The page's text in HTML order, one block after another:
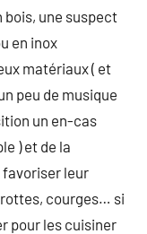
bois, une suspect
en inox
matériaux ( et
peu de musique
un en-cas
) et de la
favoriser leur
courges… si
pour les cuisiner